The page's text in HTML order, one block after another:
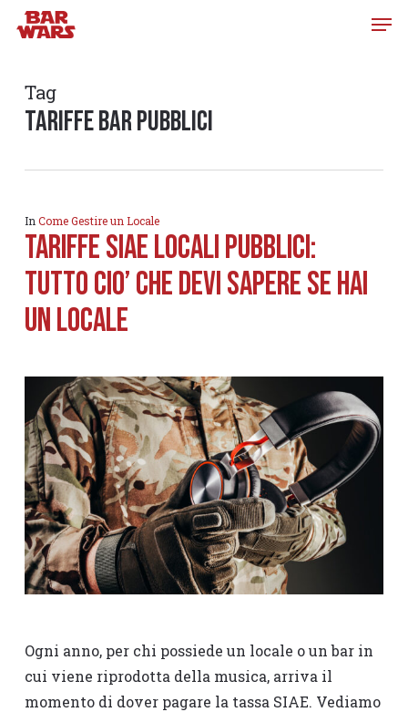
Skip
content
Tag
tariffe bar pubblici
In Come Gestire un Locale
TARIFFE SIAE LOCALI PUBBLICI:
TUTTO CIO’ CHE DEVI SAPERE SE HAI
UN LOCALE
Ogni anno, per chi possiede un locale o un bar in
cui viene riprodotta della musica, arriva il
momento di dover pagare la tassa SIAE. Vediamo